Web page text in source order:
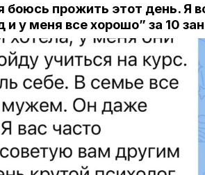
боюсь прожить этот день. Я
и у меня все хорошо” за 10